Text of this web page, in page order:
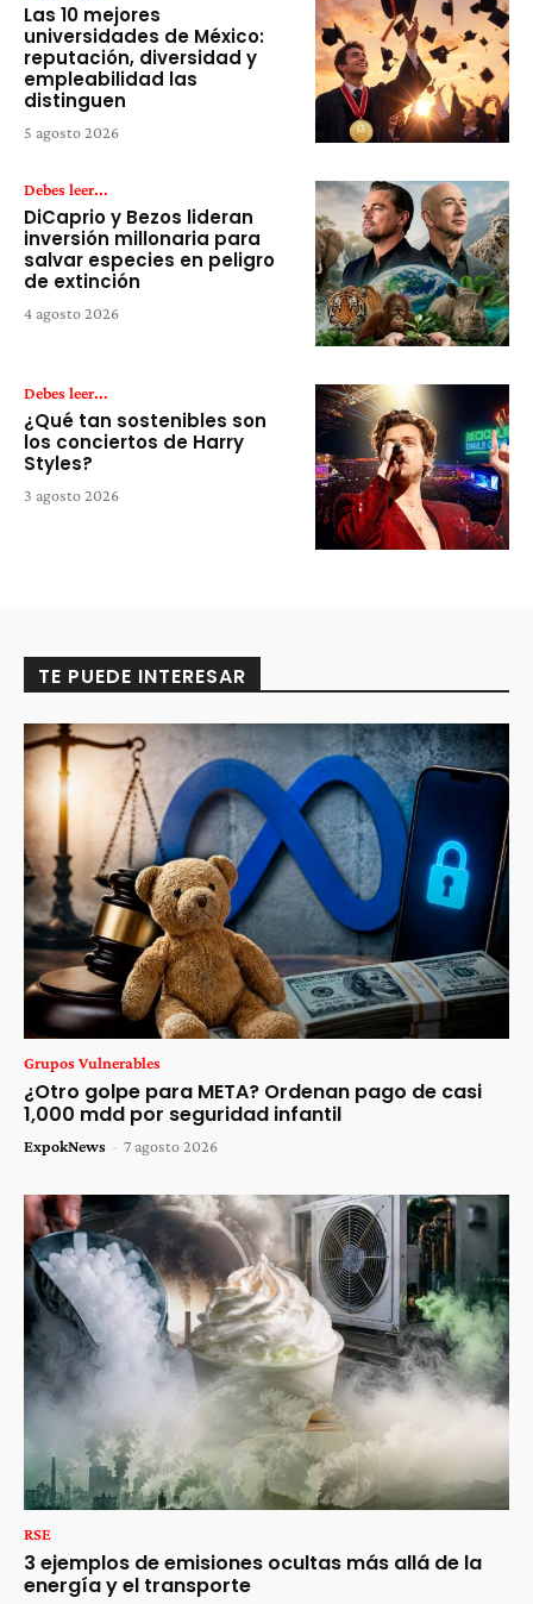
Las 10 mejores
universidades de México:
reputación, diversidad y
empleabilidad las
distinguen
5 agosto 2026
Debes leer...
DiCaprio y Bezos lideran
inversión millonaria para
salvar especies en peligro
de extinción
4 agosto 2026
Debes leer...
¿Qué tan sostenibles son
los conciertos de Harry
Styles?
3 agosto 2026
TE PUEDE INTERESAR
Grupos Vulnerables
¿Otro golpe para META? Ordenan pago de casi
1,000 mdd por seguridad infantil
ExpokNews - 7 agosto 2026
RSE
3 ejemplos de emisiones ocultas más allá de la
energía y el transporte